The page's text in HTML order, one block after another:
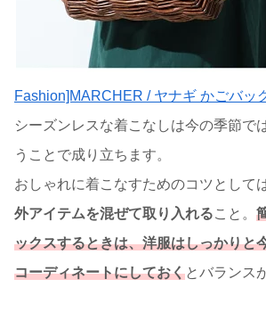
Fashion]MARCHER / ヤナギ かごバッ
シーズンレスな着こなしは今の季節で
うことで成り立ちます。
おしゃれに着こなすためのコツとしては
外アイテムを混ぜて取り入れること。
ックスするときは、洋服はしっかりと
コーディネートにしておくとバランス